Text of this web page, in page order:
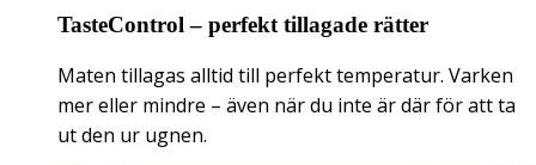
TasteControl – perfekt tillagade rätter
Maten tillagas alltid till perfekt temperatur. Varken
mer eller mindre – även när du inte är där för att ta
ut den ur ugnen.